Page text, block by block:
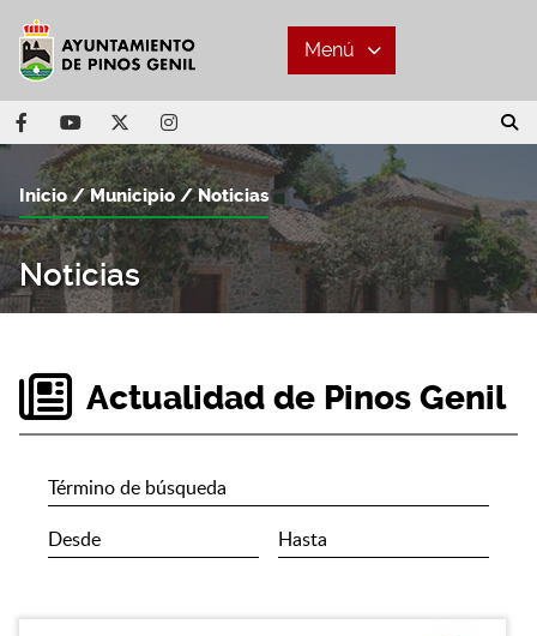
Menú
Noticias
Inicio Municipio Noticias
Actualidad de Pinos Genil